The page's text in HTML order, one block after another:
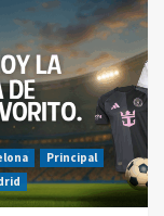
Principal